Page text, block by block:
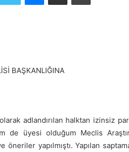
BAŞKANLIĞINA
adlandırılan halktan izinsiz
de üyesi olduğum Meclis
yapılmıştı. Yapılan